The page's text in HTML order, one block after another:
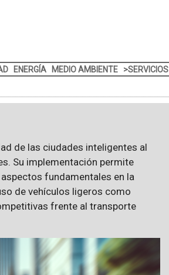
ENERGÍA MEDIO AMBIENTE >SERVICIOS
de las ciudades inteligentes al
Su implementación permite
fundamentales en la
de vehículos ligeros como
frente al transporte